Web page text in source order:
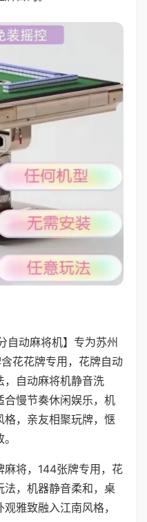
自动麻将机】专为苏州
花花牌专用，花牌自动
，自动麻将机静音洗
合慢节奏休闲娱乐，机
格，亲友相聚玩牌，惬
将，144张牌专用，花
法，机器静音柔和，桌
雅致融入江南风格，